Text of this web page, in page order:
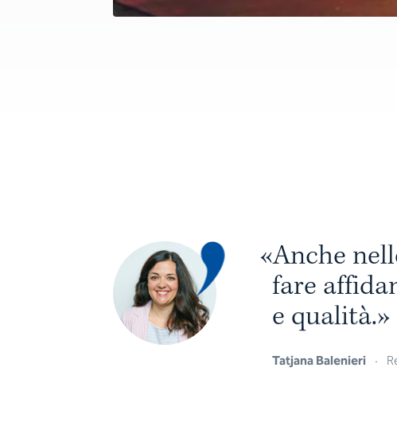
«Anche nell
fare affida
e qualità.»
Tatjana Balenieri ·